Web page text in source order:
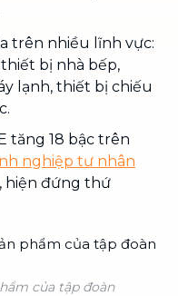
trên nhiều lĩnh vực:
bị nhà bếp,
lạnh, thiết bị chiếu
tăng 18 bậc trên
nghiệp tư nhân
hiện đứng thứ
của tập đoàn